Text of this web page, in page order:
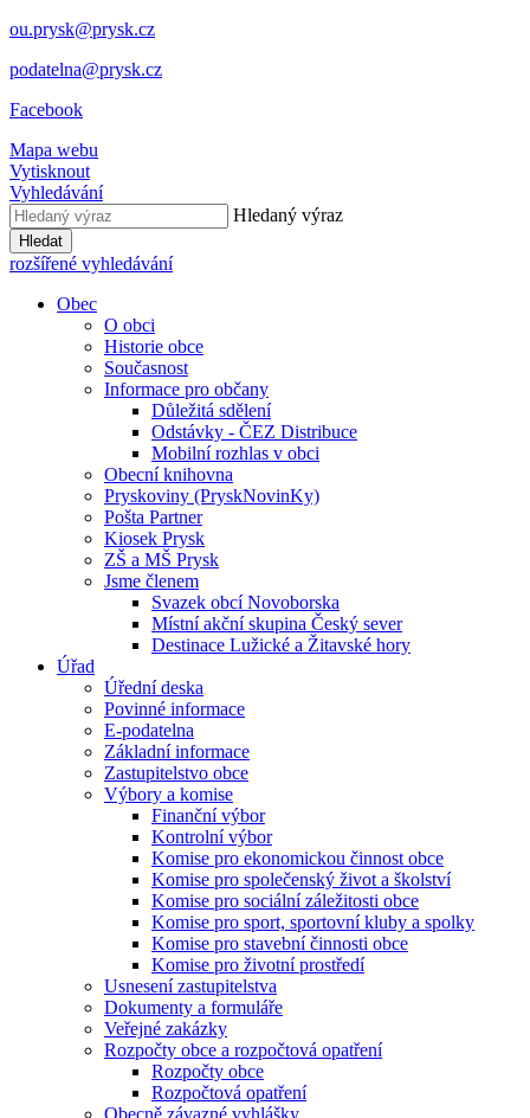
ou.prysk@prysk.cz
podatelna@prysk.cz
Facebook
Mapa webu
Vytisknout
Vyhledávání
Hledaný výraz
Hledat
rozšířené vyhledávání
Obec
O obci
Historie obce
Současnost
Informace pro občany
Důležitá sdělení
Odstávky - ČEZ Distribuce
Mobilní rozhlas v obci
Obecní knihovna
Pryskoviny (PryskNovinKy)
Pošta Partner
Kiosek Prysk
ZŠ a MŠ Prysk
Jsme členem
Svazek obcí Novoborska
Místní akční skupina Český sever
Destinace Lužické a Žitavské hory
Úřad
Úřední deska
Povinné informace
E-podatelna
Základní informace
Zastupitelstvo obce
Výbory a komise
Finanční výbor
Kontrolní výbor
Komise pro ekonomickou činnost obce
Komise pro společenský život a školství
Komise pro sociální záležitosti obce
Komise pro sport, sportovní kluby a spolky
Komise pro stavební činnosti obce
Komise pro životní prostředí
Usnesení zastupitelstva
Dokumenty a formuláře
Veřejné zakázky
Rozpočty obce a rozpočtová opatření
Rozpočty obce
Rozpočtová opatření
Obecně závazné vyhlášky